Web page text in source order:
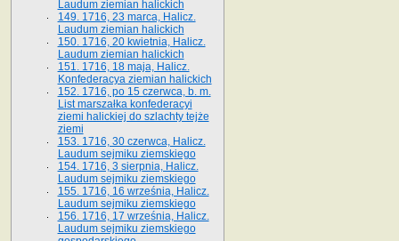
Laudum ziemian halickich
149. 1716, 23 marca, Halicz.
Laudum ziemian halickich
150. 1716, 20 kwietnia, Halicz.
Laudum ziemian halickich
151. 1716, 18 maja, Halicz.
Konfederacya ziemian halickich
152. 1716, po 15 czerwca, b. m.
List marszałka konfederacyi
ziemi halickiej do szlachty tejże
ziemi
153. 1716, 30 czerwca, Halicz.
Laudum sejmiku ziemskiego
154. 1716, 3 sierpnia, Halicz.
Laudum sejmiku ziemskiego
155. 1716, 16 września, Halicz.
Laudum sejmiku ziemskiego
156. 1716, 17 września, Halicz.
Laudum sejmiku ziemskiego